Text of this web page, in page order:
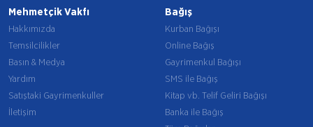
Mehmetçik Vakfı
Hakkımızda
Temsilcilikler
Basın & Medya
Yardım
Satıştaki Gayrimenkuller
İletişim
Bağış
Kurban Bağışı
Online Bağış
Gayrimenkul Bağışı
SMS ile Bağış
Kitap vb. Telif Geliri Bağışı
Banka ile Bağış